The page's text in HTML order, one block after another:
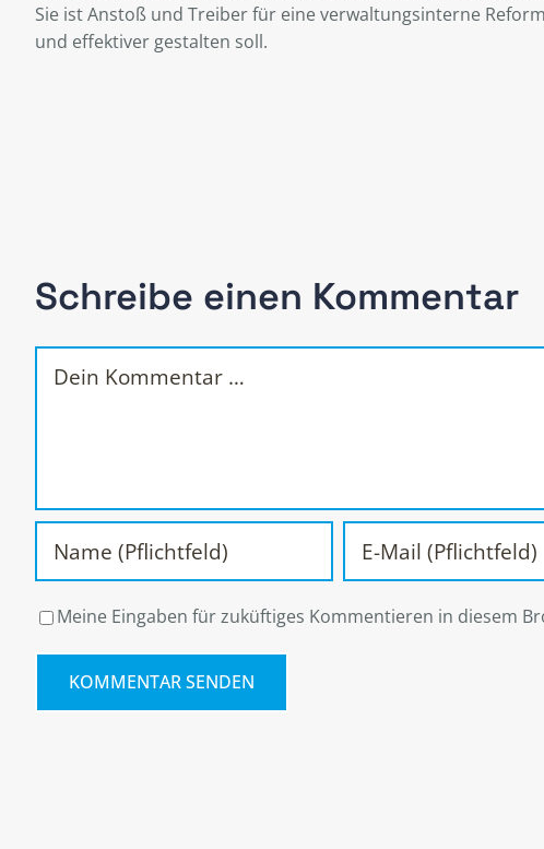
Sie ist Anstoß und Treiber für eine verwaltungsinterne
und effektiver gestalten soll.
Schreibe einen Kommentar
Meine Eingaben für zuküftiges Kommentieren in diesem